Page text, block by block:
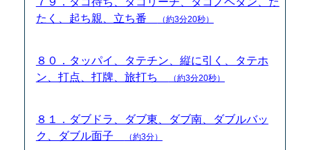
たく、起ち親、立ち番
（約3分20秒）
８０．タッパイ、タテチン、縦に引く、タテホ
ン、打点、打牌、旅打ち
（約3分20秒）
８１．ダブドラ、ダブ東、ダブ南、ダブルバッ
ク、ダブル面子
（約3分）